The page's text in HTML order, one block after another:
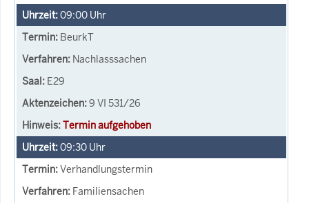
09:00 Uhr
BeurkT
Nachlasssachen
E29
9 VI 531/26
Termin aufgehoben
09:30 Uhr
Verhandlungstermin
Familiensachen